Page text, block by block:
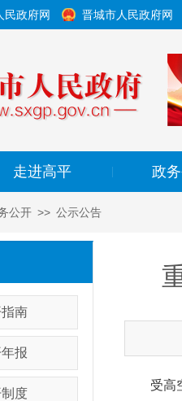
民政府网 晋城市人民政府网
走进高平 政
公开 >> 公示公告
南
报
度
受高空